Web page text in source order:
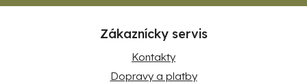
Zákaznícky servis
Kontakty
Dopravy a platby